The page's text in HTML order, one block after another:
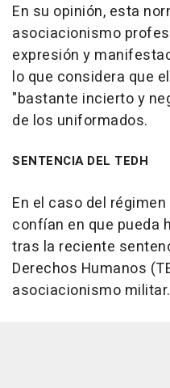
En su opinión, esta
asociacionismo
expresión y
lo que considera que
"bastante incierto y
de los uniformados.
SENTENCIA DEL TEDH
En el caso del
confían en que pueda
tras la reciente
Derechos Humanos
asociacionismo militar.